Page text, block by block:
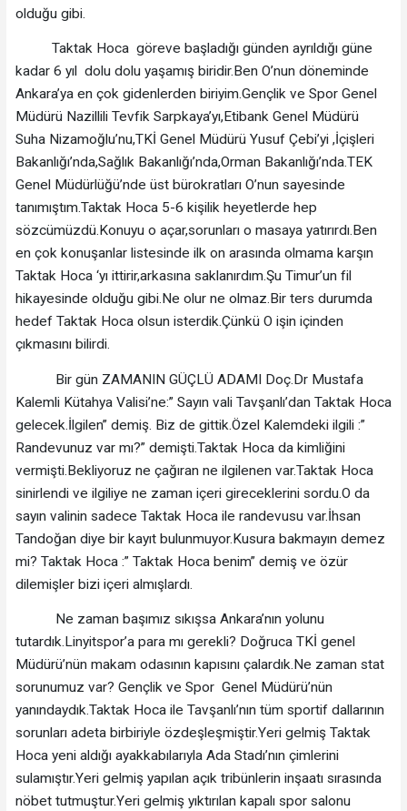
olduğu gibi.
Taktak Hoca göreve başladığı günden ayrıldığı güne
kadar 6 yıl dolu dolu yaşamış biridir.Ben O’nun döneminde
Ankara’ya en çok gidenlerden biriyim.Gençlik ve Spor Genel
Müdürü Nazillili Tevfik Sarpkaya’yı,Etibank Genel Müdürü
Suha Nizamoğlu’nu,TKİ Genel Müdürü Yusuf Çebi’yi ,İçişleri
Bakanlığı’nda,Sağlık Bakanlığı’nda,Orman Bakanlığı’nda.TEK
Genel Müdürlüğü’nde üst bürokratları O’nun sayesinde
tanımıştım.Taktak Hoca 5-6 kişilik heyetlerde hep
sözcümüzdü.Konuyu o açar,sorunları o masaya yatırırdı.Ben
en çok konuşanlar listesinde ilk on arasında olmama karşın
Taktak Hoca ‘yı ittirir,arkasına saklanırdım.Şu Timur’un fil
hikayesinde olduğu gibi.Ne olur ne olmaz.Bir ters durumda
hedef Taktak Hoca olsun isterdik.Çünkü O işin içinden
çıkmasını bilirdi.
Bir gün ZAMANIN GÜÇLÜ ADAMI Doç.Dr Mustafa
Kalemli Kütahya Valisi’ne:” Sayın vali Tavşanlı’dan Taktak Hoca
gelecek.İlgilen” demiş. Biz de gittik.Özel Kalemdeki ilgili :”
Randevunuz var mı?” demişti.Taktak Hoca da kimliğini
vermişti.Bekliyoruz ne çağıran ne ilgilenen var.Taktak Hoca
sinirlendi ve ilgiliye ne zaman içeri gireceklerini sordu.O da
sayın valinin sadece Taktak Hoca ile randevusu var.İhsan
Tandoğan diye bir kayıt bulunmuyor.Kusura bakmayın demez
mi? Taktak Hoca :” Taktak Hoca benim” demiş ve özür
dilemişler bizi içeri almışlardı.
Ne zaman başımız sıkışsa Ankara’nın yolunu
tutardık.Linyitspor’a para mı gerekli? Doğruca TKİ genel
Müdürü’nün makam odasının kapısını çalardık.Ne zaman stat
sorunumuz var? Gençlik ve Spor Genel Müdürü’nün
yanındaydık.Taktak Hoca ile Tavşanlı’nın tüm sportif dallarının
sorunları adeta birbiriyle özdeşleşmiştir.Yeri gelmiş Taktak
Hoca yeni aldığı ayakkabılarıyla Ada Stadı’nın çimlerini
sulamıştır.Yeri gelmiş yapılan açık tribünlerin inşaatı sırasında
nöbet tutmuştur.Yeri gelmiş yıktırılan kapalı spor salonu